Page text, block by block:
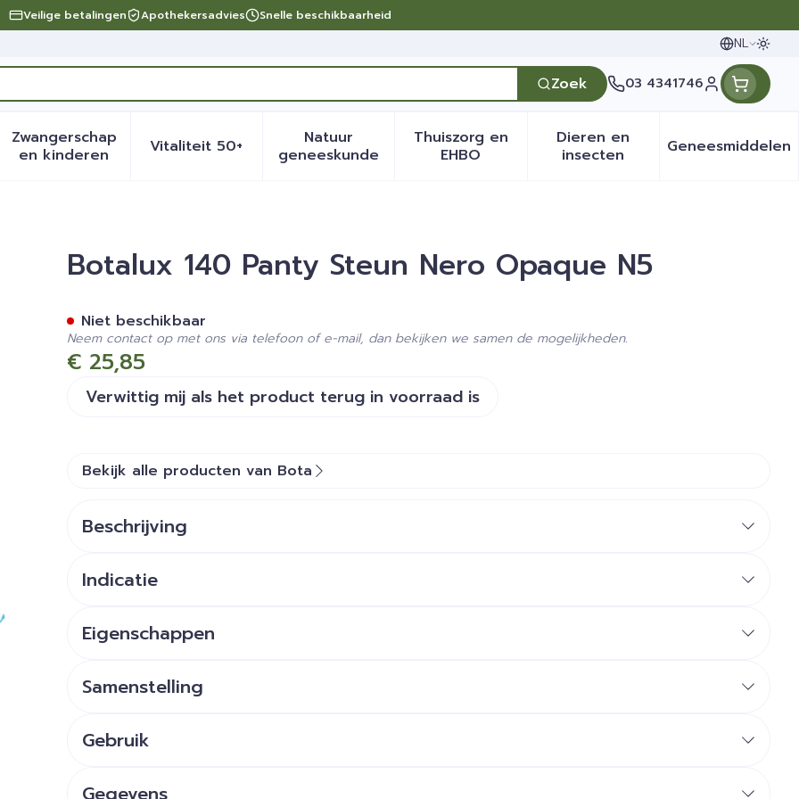
Veilige betalingen Apothekersadvies Snelle beschikbaarheid
NL
Talen
Zoek 03 4341746
Klant menu
verzorging en hygiëne categorie
voor Dieet, voeding en vitamines categorie
Zwangerschap
en kinderenToon submenu voor Zwangerschap en kinderen categorie
Vitaliteit 50+Toon submenu voor Vitaliteit 50+ categorie
Natuur
geneeskundeToon submenu voor Natuur geneeskunde categorie
Thuiszorg en
EHBOToon submenu voor Thuiszorg en EHBO
Dieren en
insectenToon submenu voor
Geneesmiddelen
Toon
Opaque N5
Botalux 140 Panty Steun Nero Opaque N5
€ 25,85
Verwittig mij als het product terug in voorraad is
Niet beschikbaar
Neem contact op met ons via telefoon of e-mail, dan bekijken we samen de mogelijkheden.
Bekijk alle producten van Bota
Beschrijving
Indicatie
Eigenschappen
Samenstelling
Gebruik
Gegevens